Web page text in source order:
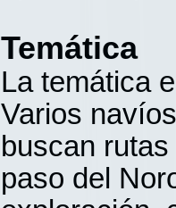
Temática
La temática
Varios
buscan
paso del